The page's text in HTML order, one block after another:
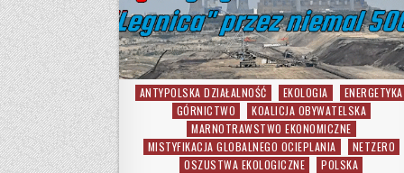
Posted in
ANTYPOLSKA DZIAŁALNOŚĆ EKOLOGIA
ENERGETYKA
GÓRNICTWO
KOALICJA OBYWATELSKA
MARNOTRAWSTWO EKONOMICZNE
MISTYFIKACJA GLOBALNEGO OCIEPLANIA
NETZERO
OSZUSTWA EKOLOGICZNE
POLSKA